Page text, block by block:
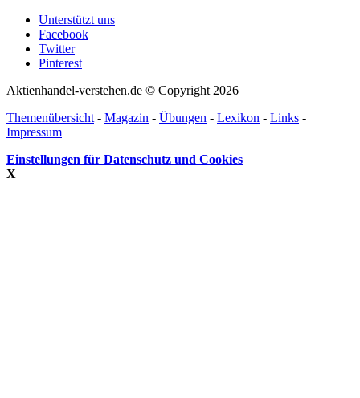
Unterstützt uns
Facebook
Twitter
Pinterest
Aktienhandel-verstehen.de © Copyright 2026
Themenübersicht - Magazin - Übungen - Lexikon - Links -
Impressum
Einstellungen für Datenschutz und Cookies
X